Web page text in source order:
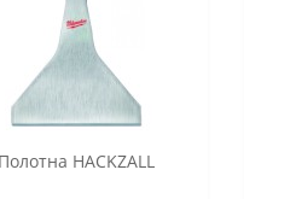
HACKZALL